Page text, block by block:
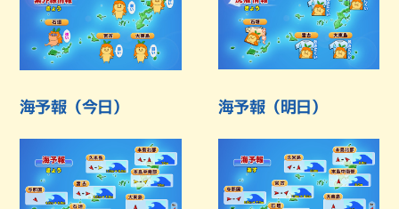
海予報（今日） 海予報（明日）